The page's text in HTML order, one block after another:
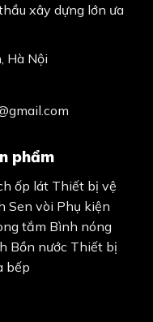
xây dựng lớn ưa
Hà Nội
phẩm
ốp lát Thiết bị vệ
Sen vòi Phụ kiện
tắm Bình nóng
Bồn nước Thiết bị
bếp